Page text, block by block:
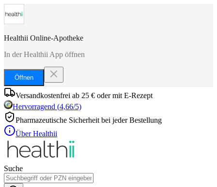
Healthii Online-Apotheke
In der Healthii App öffnen
Öffnen
Versandkostenfrei ab 25 € oder mit E-Rezept
Hervorragend (4,66/5)
Pharmazeutische Sicherheit bei jeder Bestellung
Über Healthii
Suche